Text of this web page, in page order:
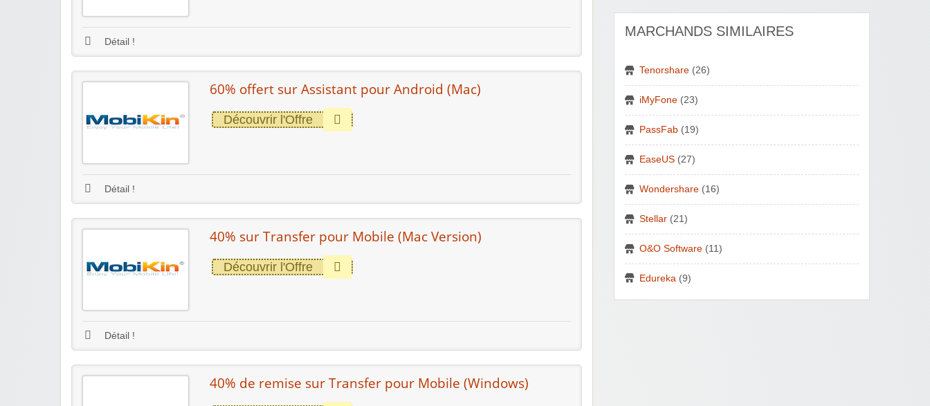
Détail !
60% offert sur Assistant pour Android (Mac)
Découvrir l'Offre
Détail !
40% sur Transfer pour Mobile (Mac Version)
Découvrir l'Offre
Détail !
40% de remise sur Transfer pour Mobile (Windows)
MARCHANDS SIMILAIRES
Tenorshare (26)
iMyFone (23)
PassFab (19)
EaseUS (27)
Wondershare (16)
Stellar (21)
O&O Software (11)
Edureka (9)